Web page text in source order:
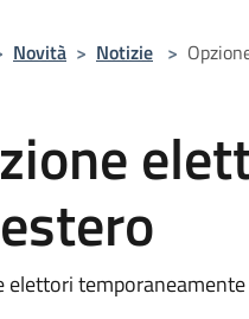
Novità > Notizie >
elettori